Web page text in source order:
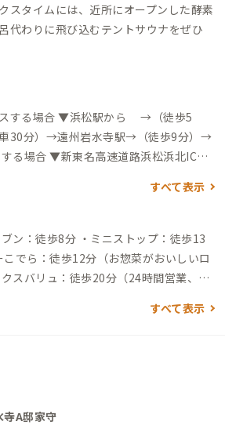
スタイムには、近所にオープンした酵素
代わりに飛び込むテントサウナをぜひ
スする場合 ▼浜松駅から →（徒歩5
30分）→遠州岩水寺駅→（徒歩9分）→
すべて表示
ン：徒歩8分 ・ミニストップ：徒歩13
スバリュ：徒歩20分（24時間営業、な
メンが食べられます） ・お食事の店 な
餃子をメインとしたローカル中国料理
：車10分（元フレンチシェフの家守の
ザートが充実） ・炭焼きレストランさ
すべて表示
寺A邸家守